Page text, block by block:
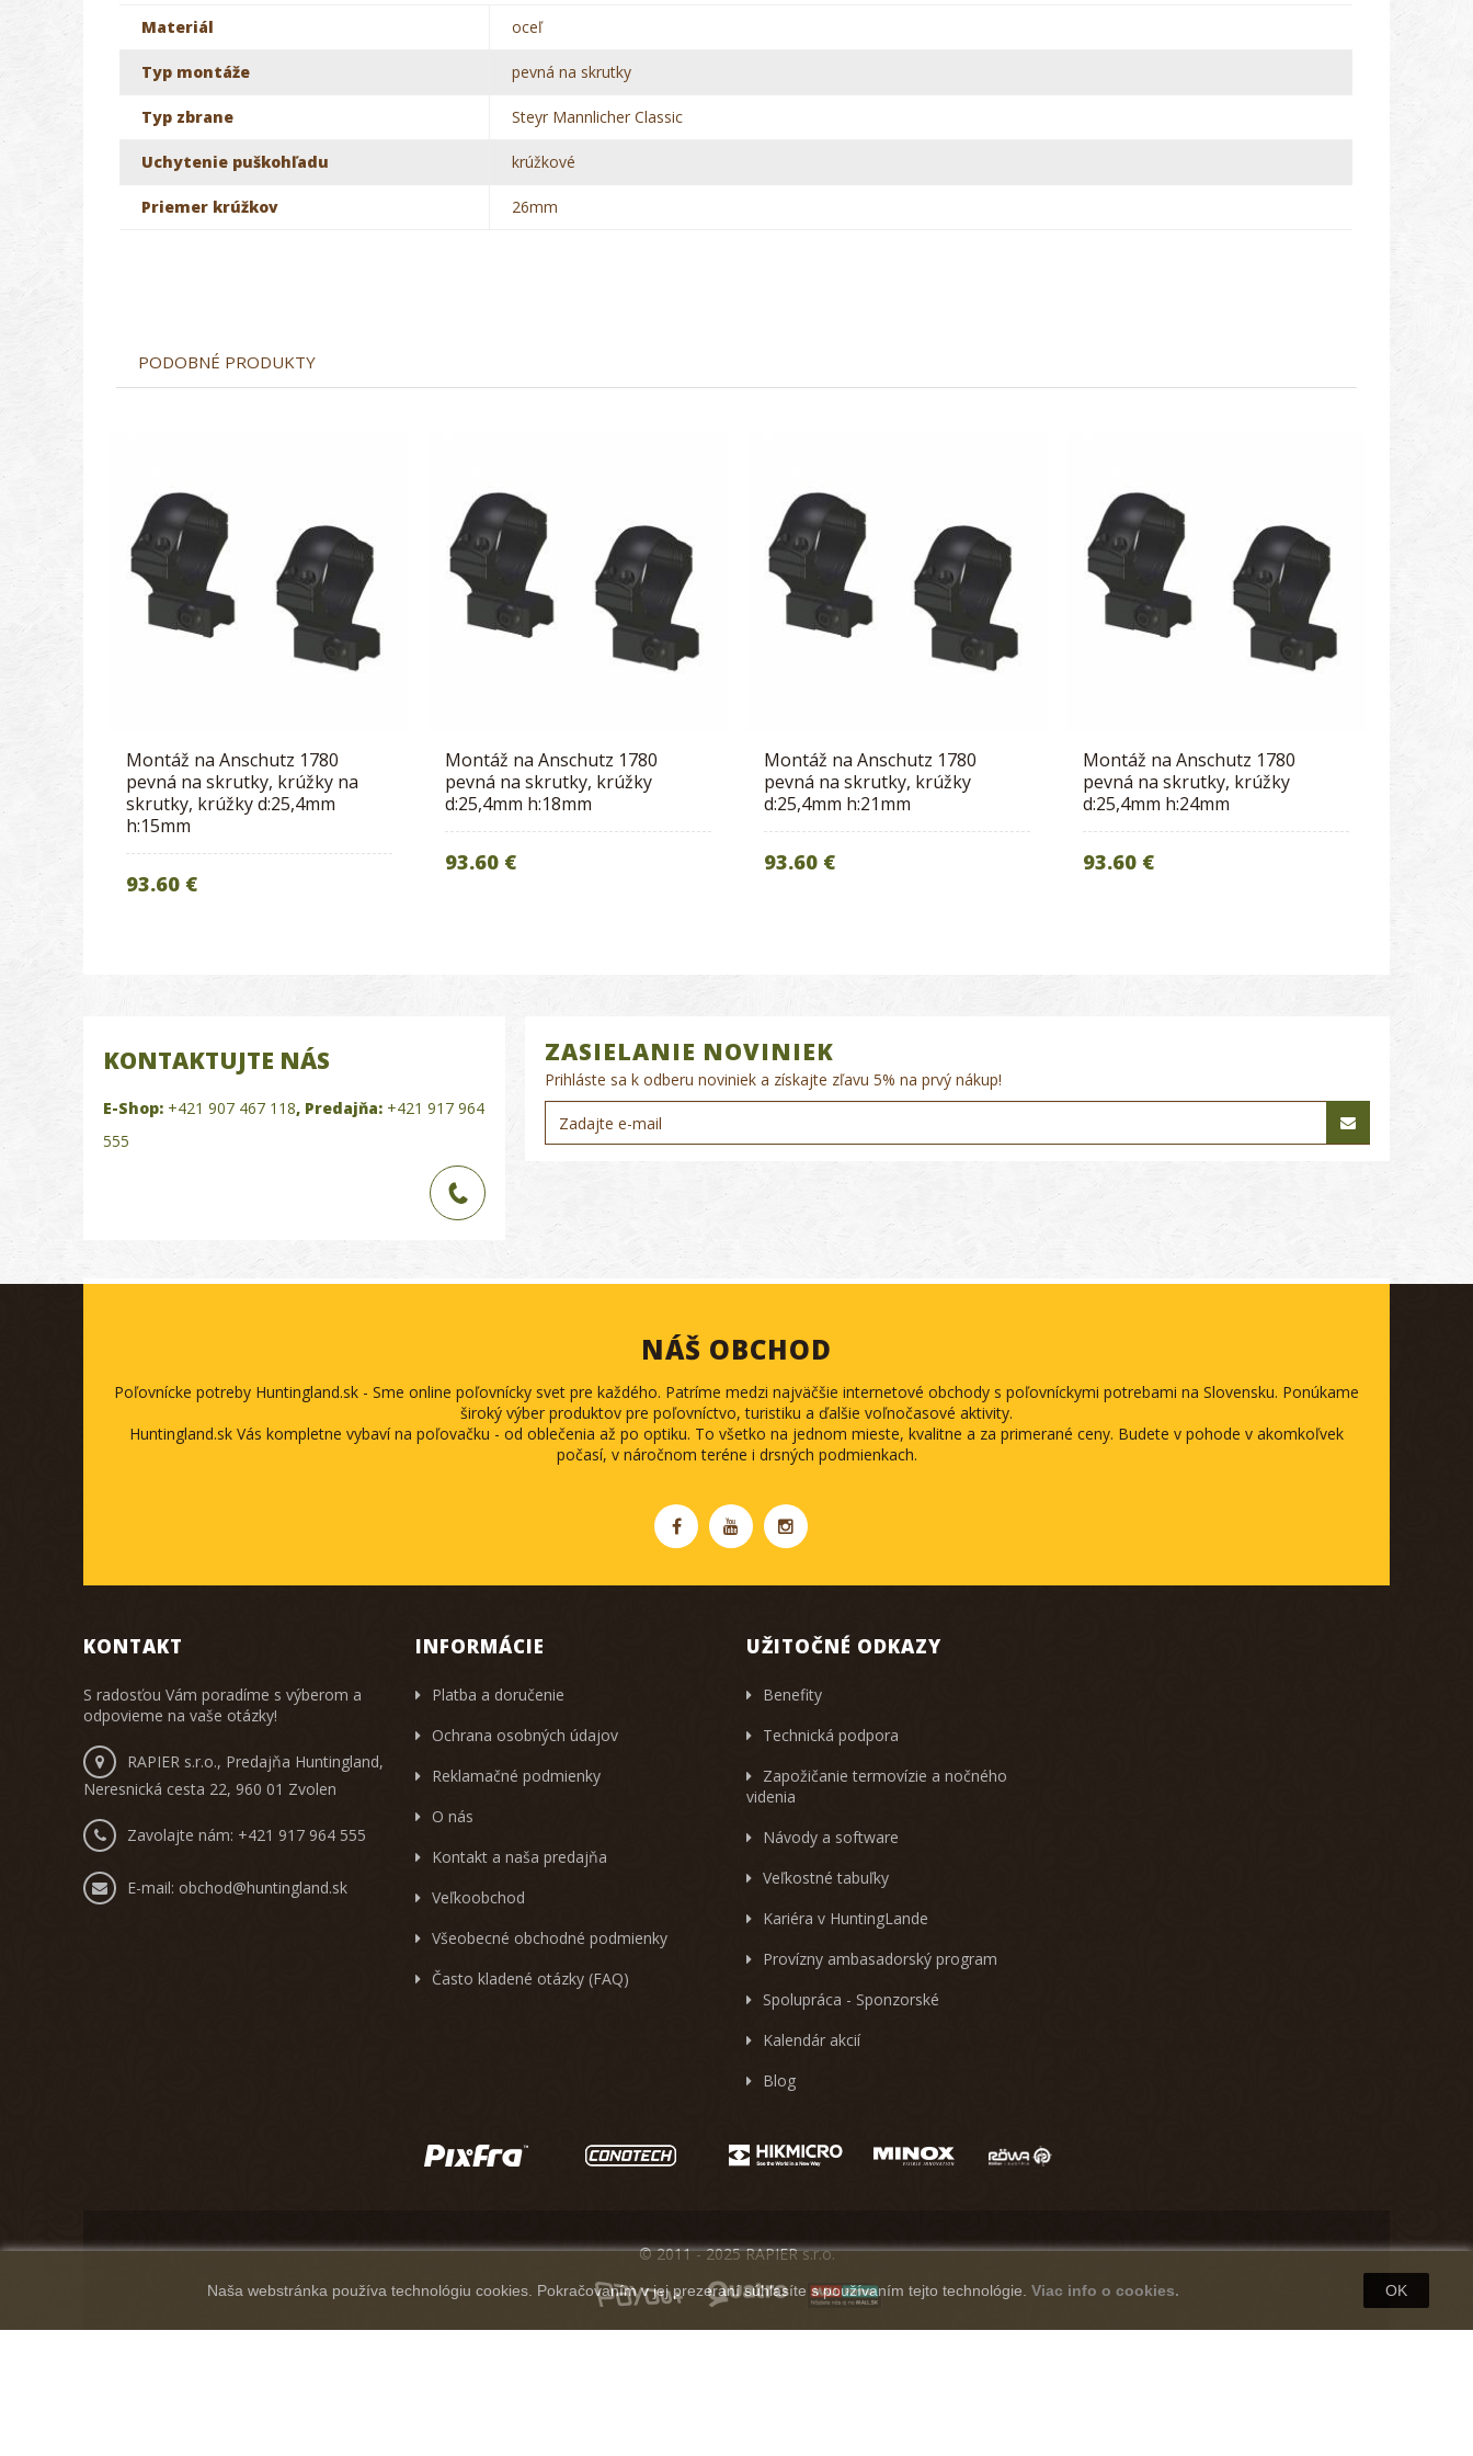
Materiál oceľ
Typ montáže pevná na skrutky
Typ zbrane Steyr Mannlicher Classic
Uchytenie puškohľadu krúžkové
Priemer krúžkov 26mm
PODOBNÉ PRODUKTY
Montáž na Anschutz 1780
pevná na skrutky, krúžky na
skrutky, krúžky d:25,4mm
h:15mm
93.60 €
Montáž na Anschutz 1780
pevná na skrutky, krúžky
d:25,4mm h:18mm
93.60 €
Montáž na Anschutz 1780
pevná na skrutky, krúžky
d:25,4mm h:21mm
93.60 €
Montáž na Anschutz 1780
pevná na skrutky, krúžky
d:25,4mm h:24mm
93.60 €
KONTAKTUJTE NÁS
E-Shop: +421 907 467 118, Predajňa: +421 917 964
555
ZASIELANIE NOVINIEK
Prihláste sa k odberu noviniek a získajte zľavu 5% na prvý nákup!
NÁŠ OBCHOD
Poľovnícke potreby Huntingland.sk - Sme online poľovnícky svet pre každého. Patríme medzi najväčšie internetové obchody s poľovníckymi potrebami na Slovensku. Ponúkame
široký výber produktov pre poľovníctvo, turistiku a ďalšie voľnočasové aktivity.
Huntingland.sk Vás kompletne vybaví na poľovačku - od oblečenia až po optiku. To všetko na jednom mieste, kvalitne a za primerané ceny. Budete v pohode v akomkoľvek
počasí, v náročnom teréne i drsných podmienkach.
KONTAKT
S radosťou Vám poradíme s výberom a
odpovieme na vaše otázky!
RAPIER s.r.o., Predajňa Huntingland,
Neresnická cesta 22, 960 01 Zvolen
Zavolajte nám: +421 917 964 555
E-mail: obchod@huntingland.sk
INFORMÁCIE
Platba a doručenie
Ochrana osobných údajov
Reklamačné podmienky
O nás
Kontakt a naša predajňa
Veľkoobchod
Všeobecné obchodné podmienky
Často kladené otázky (FAQ)
UŽITOČNÉ ODKAZY
Benefity
Technická podpora
Zapožičanie termovízie a nočného
videnia
Návody a software
Veľkostné tabuľky
Kariéra v HuntingLande
Provízny ambasadorský program
Spolupráca - Sponzorské
Kalendár akcií
Blog
Naša webstránka používa technológiu cookies. Pokračovaním v jej prezeraní súhlasíte s používaním tejto technológie. Viac info o cookies. OK
© 2011 - 2025 RAPIER s.r.o.